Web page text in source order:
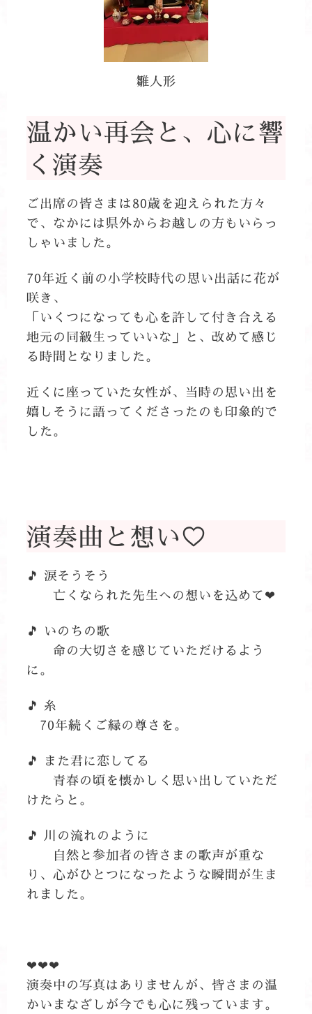
雛人形
温かい再会と、心に響
く演奏
ご出席の皆さまは80歳を迎えられた方々
で、なかには県外からお越しの方もいらっ
しゃいました。
70年近く前の小学校時代の思い出話に花が
咲き、
「いくつになっても心を許して付き合える
地元の同級生っていいな」と、改めて感じ
る時間となりました。
近くに座っていた女性が、当時の思い出を
嬉しそうに語ってくださったのも印象的で
した。
演奏曲と想い♡
🎵 涙そうそう
亡くなられた先生への想いを込めて❤
🎵 いのちの歌
命の大切さを感じていただけるよう
に。
🎵 糸
70年続くご縁の尊さを。
🎵 また君に恋してる
青春の頃を懐かしく思い出していただ
けたらと。
🎵 川の流れのように
自然と参加者の皆さまの歌声が重な
り、心がひとつになったような瞬間が生ま
れました。
❤❤❤
演奏中の写真はありませんが、皆さまの温
かいまなざしが今でも心に残っています。